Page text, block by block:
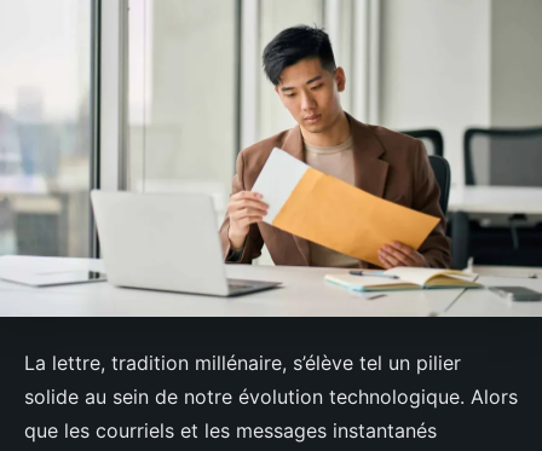
La lettre, tradition millénaire, s’élève tel un pilier
solide au sein de notre évolution technologique. Alors
que les courriels et les messages instantanés